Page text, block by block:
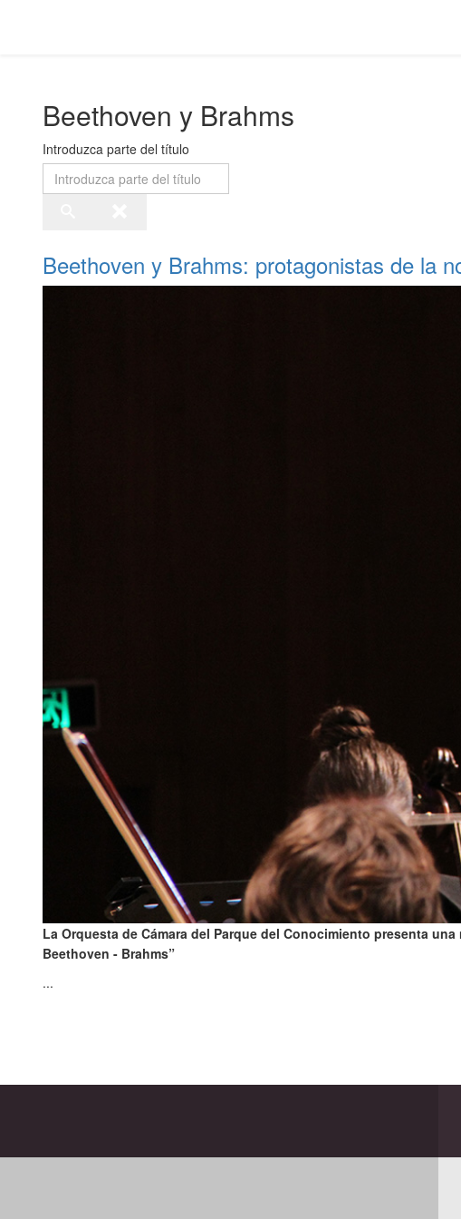
Beethoven y Brahms
Introduzca parte del título
Beethoven y Brahms: protagonistas de la
La Orquesta de Cámara del Parque del Conocimiento presenta
Beethoven - Brahms”
...